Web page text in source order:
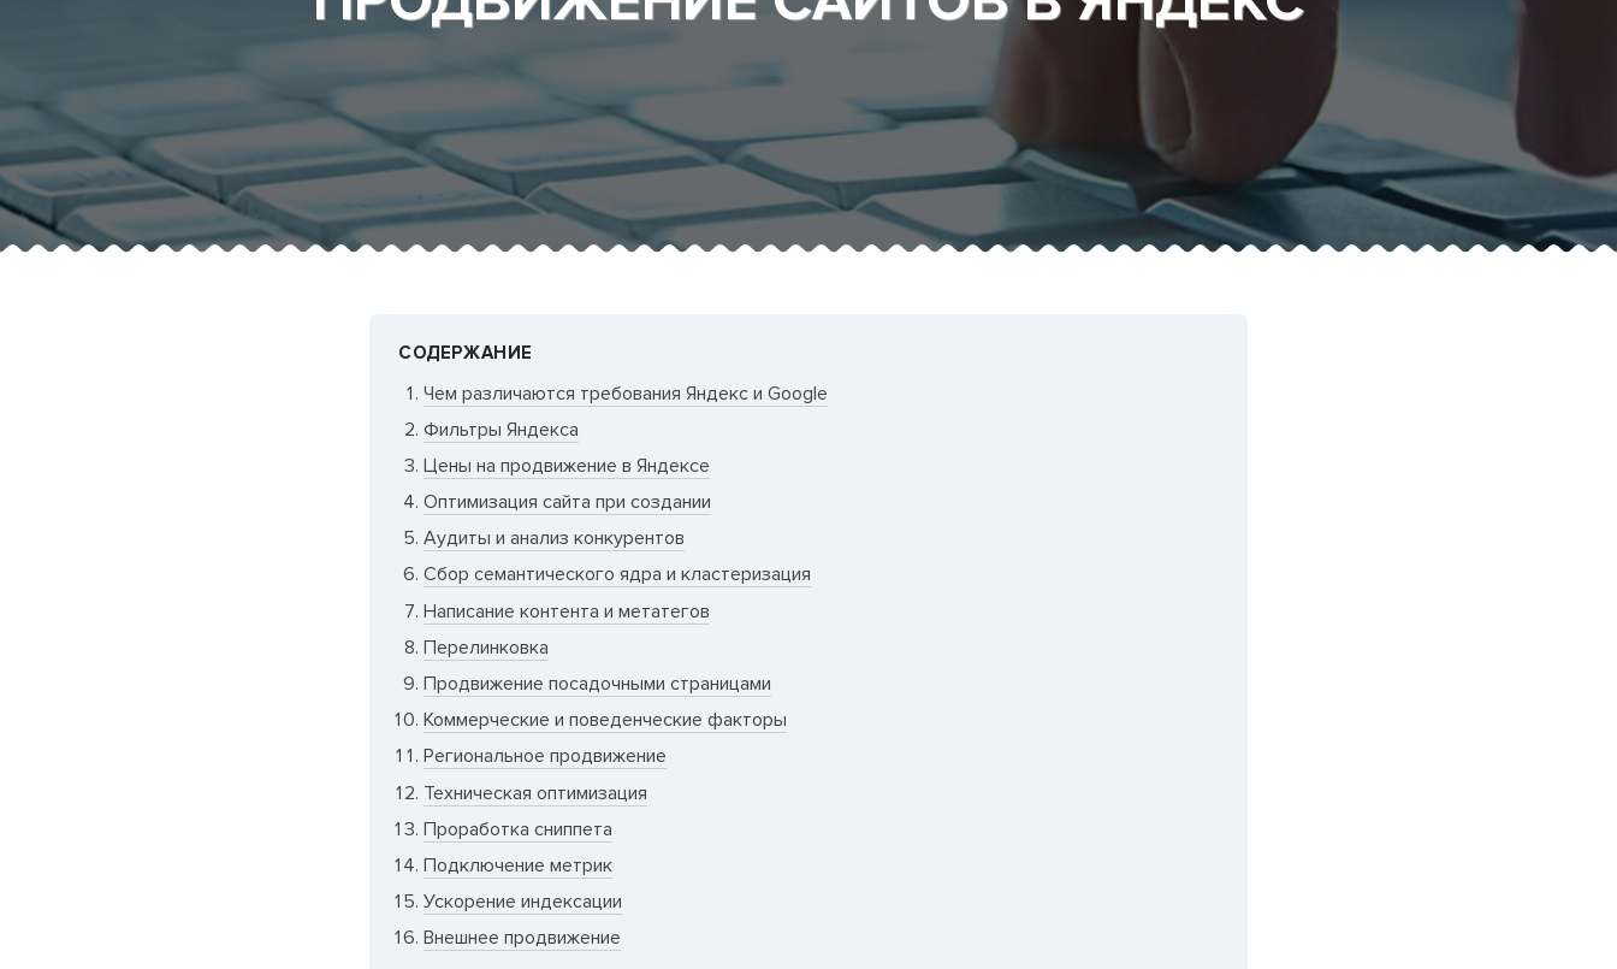
СОДЕРЖАНИЕ
Чем различаются требования Яндекс и Google
Фильтры Яндекса
Цены на продвижение в Яндексе
Оптимизация сайта при создании
Аудиты и анализ конкурентов
Сбор семантического ядра и кластеризация
Написание контента и метатегов
Перелинковка
Продвижение посадочными страницами
Коммерческие и поведенческие факторы
Региональное продвижение
Техническая оптимизация
Проработка сниппета
Подключение метрик
Ускорение индексации
Внешнее продвижение